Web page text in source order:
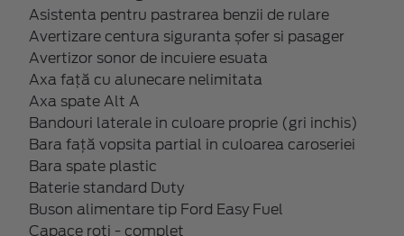
Asistenta pentru pastrarea benzii de rulare
Avertizare centura siguranta șofer si pasager
Avertizor sonor de incuiere esuata
Axa față cu alunecare nelimitata
Axa spate Alt A
Bandouri laterale in culoare proprie (gri inchis)
Bara față vopsita partial in culoarea caroseriei
Bara spate plastic
Baterie standard Duty
Buson alimentare tip Ford Easy Fuel
Capace roti - complet